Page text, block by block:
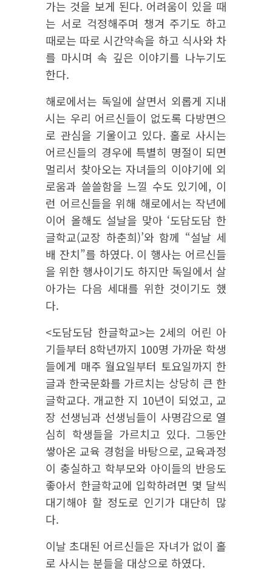
가는 것을 보게 된다. 어려움이 있을 때
는 서로 걱정해주며 챙겨 주기도 하고
때로는 따로 시간약속을 하고 식사와 차
를 마시며 속 깊은 이야기를 나누기도
한다.
해로에서는 독일에 살면서 외롭게 지내
시는 우리 어르신들이 없도록 다방면으
로 관심을 기울이고 있다. 홀로 사시는
어르신들의 경우에 특별히 명절이 되면
멀리서 찾아오는 자녀들의 이야기에 외
로움과 쓸쓸함을 느낄 수도 있기에, 이
런 어르신들을 위해 해로에서는 작년에
이어 올해도 설날을 맞아 ‘도담도담 한
글학교(교장 하춘희)’와 함께 “설날 세
배 잔치”를 하였다. 이 행사는 어르신들
을 위한 행사이기도 하지만 독일에서 살
아가는 다음 세대를 위한 것이기도 했
다.
<도담도담 한글학교>는 2세의 어린 아
기들부터 8학년까지 100명 가까운 학생
들에게 매주 월요일부터 토요일까지 한
글과 한국문화를 가르치는 상당히 큰 한
글학교다. 개교한 지 10년이 되었고, 교
장 선생님과 선생님들이 사명감으로 열
심히 학생들을 가르치고 있다. 그동안
쌓아온 교육 경험을 바탕으로, 교육과정
이 충실하고 학부모와 아이들의 반응도
좋아서 한글학교에 입학하려면 몇 달씩
대기해야 할 정도로 인기가 대단히 많
다.
이날 초대된 어르신들은 자녀가 없이 홀
로 사시는 분들을 대상으로 하였다.